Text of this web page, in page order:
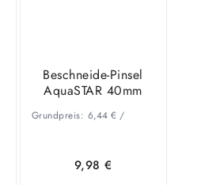
Beschneide-Pinsel
AquaSTAR 40mm
Grundpreis: 6,44 €/
9,98€